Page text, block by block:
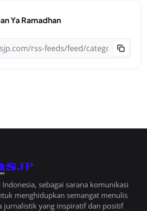
Ya Ramadhan
sebagai sarana komunikasi
menghidupkan semangat menulis
jurnalistik yang inspiratif dan positif